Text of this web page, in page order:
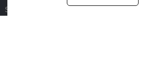
SQS člen skupiny AUTO UH s.r.o.